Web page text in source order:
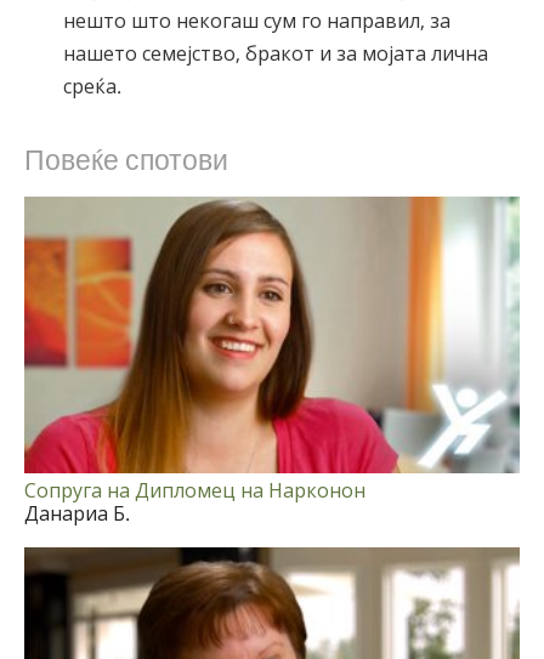
нешто што некогаш сум го направил, за
нашето семејство, бракот и за мојата лична
среќа.
Повеќе спотови
Сопруга на Дипломец на Нарконон
Данариа Б.